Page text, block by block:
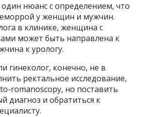
нюанс с определением, что
у женщин и мужчин.
в клинике, женщина с
может быть направлена ​​к
к урологу.
гинеколог, конечно, не в
ректальное исследование,
romanoscopy, но поставить
диагноз и обратиться к